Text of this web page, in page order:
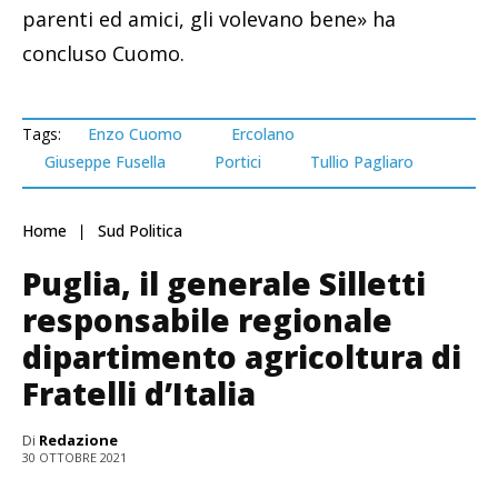
parenti ed amici, gli volevano bene» ha
concluso Cuomo.
Tags: Enzo Cuomo
Ercolano
Giuseppe Fusella
Portici Tullio Pagliaro
Home Sud Politica
Puglia, il generale Silletti
responsabile regionale
dipartimento agricoltura di
Fratelli d’Italia
Di Redazione
30 OTTOBRE 2021